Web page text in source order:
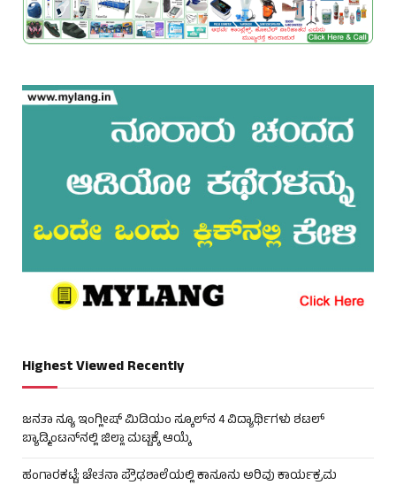
Highest Viewed Recently
ಜನತಾ ನ್ಯೂ ಇಂಗ್ಲೀಷ್ ಮಿಡಿಯಂ ಸ್ಕೂಲ್‌ನ 4 ವಿದ್ಯಾರ್ಥಿಗಳು ಶಟಲ್
ಬ್ಯಾಡ್ಮಿಂಟನ್‌ನಲ್ಲಿ ಜಿಲ್ಲಾ ಮಟ್ಟಕ್ಕೆ ಆಯ್ಕೆ
ಹಂಗಾರಕಟ್ಟೆ: ಚೇತನಾ ಪ್ರೌಢಶಾಲೆಯಲ್ಲಿ ಕಾನೂನು ಅರಿವು ಕಾರ್ಯಕ್ರಮ